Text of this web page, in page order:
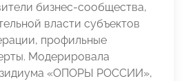
бизнес-сообщества,
власти субъектов
профильные
Модерировала
«ОПОРЫ РОССИИ»,